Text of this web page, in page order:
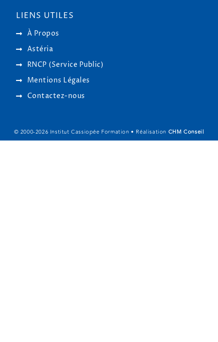
LIENS UTILES
À Propos
Astéria
RNCP (Service Public)
Mentions Légales
Contactez-nous
© 2000-2026 Institut Cassiopée Formation • Réalisation CHM Conseil